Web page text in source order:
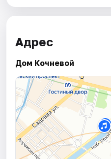
Адрес
Дом Кочневой